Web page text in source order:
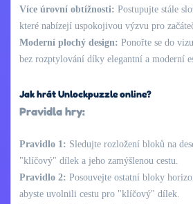
Více úrovní obtížnosti: Postupujte stále
které nabízejí uspokojivou výzvu pro
Moderní plochý design: Ponořte se do
bez rozptylování díky elegantní a moderní
Jak hrát Unlockpuzzle online?
Pravidla hry:
Pravidlo 1: Sledujte rozložení bloků na
"klíčový" dílek a jeho zamýšlenou cestu.
Pravidlo 2: Posouvejte ostatní bloky
abyste uvolnili cestu pro "klíčový" dílek.